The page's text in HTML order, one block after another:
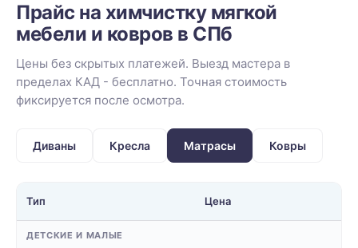
Прайс на химчистку мягкой
мебели и ковров в СПб
Цены без скрытых платежей. Выезд мастера в
пределах КАД - бесплатно. Точная стоимость
фиксируется после осмотра.
Диваны Кресла Матрасы Ковры
Тип Цена
ДЕТСКИЕ И МАЛЫЕ